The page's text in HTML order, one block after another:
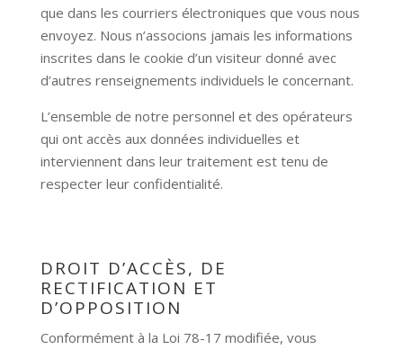
que dans les courriers électroniques que vous nous
envoyez. Nous n’associons jamais les informations
inscrites dans le cookie d’un visiteur donné avec
d’autres renseignements individuels le concernant.
L’ensemble de notre personnel et des opérateurs
qui ont accès aux données individuelles et
interviennent dans leur traitement est tenu de
respecter leur confidentialité.
DROIT D’ACCÈS, DE
RECTIFICATION ET
D’OPPOSITION
Conformément à la Loi 78-17 modifiée, vous